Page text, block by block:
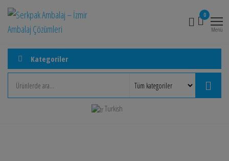
İçeriğe
– İzmir
Çözümleri
0
Menü
Kategoriler
Turkish